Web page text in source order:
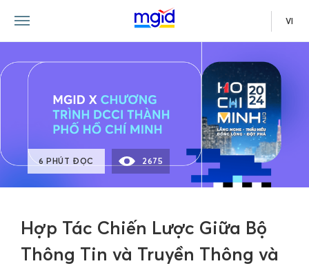
VI
Hợp Tác Chiến Lược Giữa Bộ
Thông Tin và Truyền Thông và
6 PHÚT ĐỌC 2675